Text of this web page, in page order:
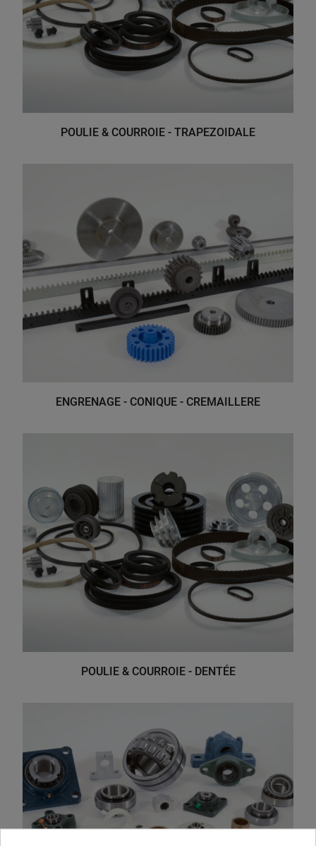
POULIE & COURROIE - TRAPEZOIDALE
ENGRENAGE - CONIQUE - CREMAILLERE
POULIE & COURROIE - DENTÉE